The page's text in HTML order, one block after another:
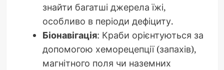
знайти багатші джерела їжі,
особливо в періоди дефіциту.
Біонавігація: Краби орієнтуються за
допомогою хеморецепції (запахів),
магнітного поля чи наземних